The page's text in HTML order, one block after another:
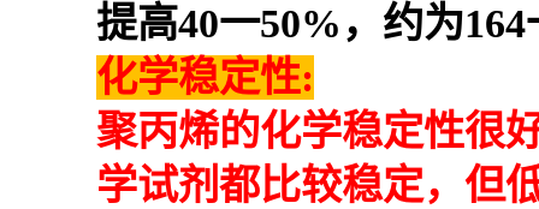
提高40一50%，约为
化学稳定性:
聚丙烯的化学稳定性很
学试剂都比较稳定，但